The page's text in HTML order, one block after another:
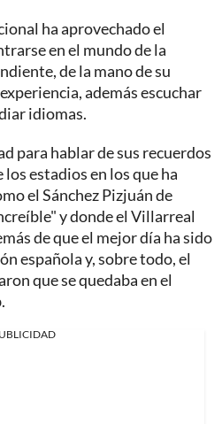
ha aprovechado el
en el mundo de la
de la mano de su
además escuchar
idiomas.
para hablar de sus recuerdos
estadios en los que ha
el Sánchez Pizjuán de
y donde el Villarreal
de que el mejor día ha sido
española y, sobre todo, el
que se quedaba en el